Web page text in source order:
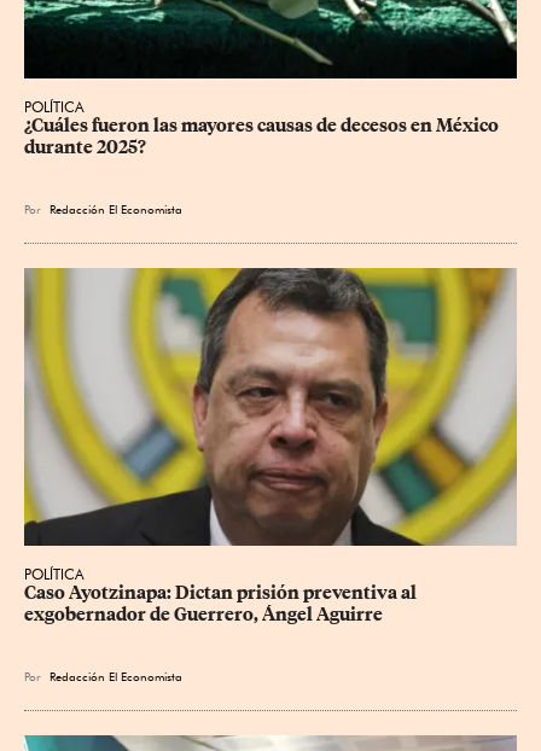
POLÍTICA
¿Cuáles fueron las mayores causas de decesos en México
durante 2025?
Por Redacción El Economista
POLÍTICA
Caso Ayotzinapa: Dictan prisión preventiva al
exgobernador de Guerrero, Ángel Aguirre
Por Redacción El Economista